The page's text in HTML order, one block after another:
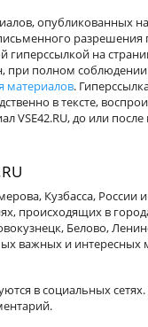
опубликованных на
разрешения
гиперссылкой на
при полном
материалов.
в тексте,
VSE42.RU, до или
Кузбасса, России
происходящих в
Белово,
важных и интересных
в социальных